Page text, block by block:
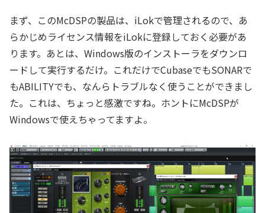
まず、このMcDSPの製品は、iLokで管理されるので、あ
らかじめライセンス情報をiLokに登録しておく必要があ
ります。あとは、Windows版のインストーラをダウンロ
ードして実行するだけ。これだけでCubaseでもSONARで
もABILITYでも、なんらトラブルなく使うことができまし
た。これは、ちょっと感激ですね。ホントにMcDSPが
Windowsで使えちゃってますよ。